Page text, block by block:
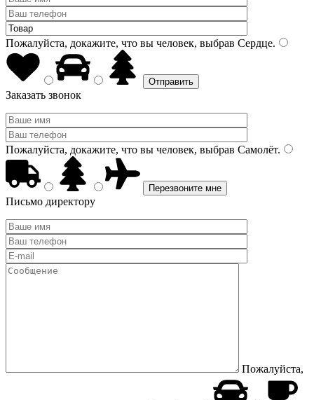
Пожалуйста, докажите, что вы человек, выбрав Сердце.
Заказать звонок
Пожалуйста, докажите, что вы человек, выбрав Самолёт.
Письмо директору
Пожалуйста,